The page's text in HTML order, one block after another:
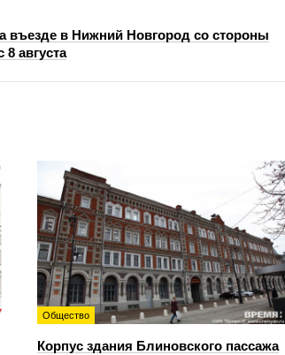
въезде в Нижний Новгород со стороны
8 августа
Общество
Корпус здания Блиновского пассажа